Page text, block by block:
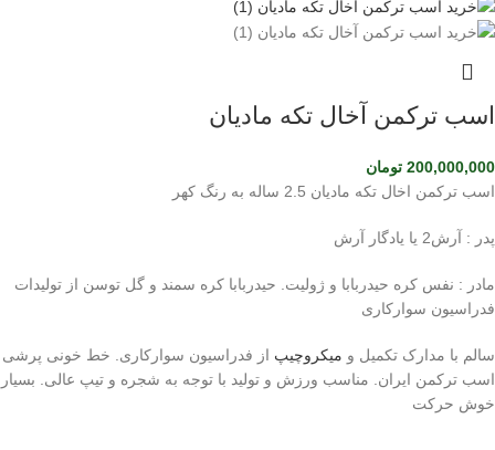
اسب ترکمن آخال تکه مادیان
200,000,000 تومان
اسب ترکمن اخال تکه مادیان 2.5 ساله به رنگ کهر
پدر : آرش2 یا یادگار آرش
مادر : نفس کره حیدربابا و ژولیت. حیدربابا کره سمند و گل توسن از تولیدات
فدراسیون سوارکاری
سالم با مدارک تکمیل و میکروچیپ از فدراسیون سوارکاری. خط خونی پرشی
اسب ترکمن ایران. مناسب ورزش و تولید با توجه به شجره و تیپ عالی. بسیار
خوش حرکت